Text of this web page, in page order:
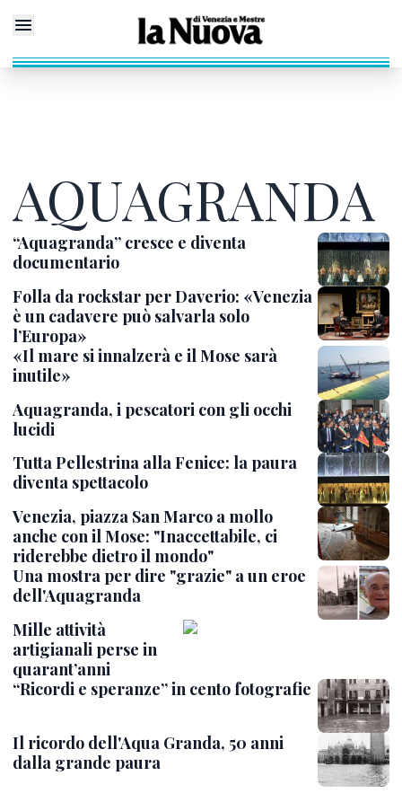
AQUAGRANDA
“Aquagranda” cresce e diventa
documentario
Folla da rockstar per Daverio: «Venezia
è un cadavere può salvarla solo
l’Europa»
«Il mare si innalzerà e il Mose sarà
inutile»
Aquagranda, i pescatori con gli occhi
lucidi
Tutta Pellestrina alla Fenice: la paura
diventa spettacolo
Venezia, piazza San Marco a mollo
anche con il Mose: "Inaccettabile, ci
riderebbe dietro il mondo"
Una mostra per dire "grazie" a un eroe
dell'Aquagranda
Mille attività
artigianali perse in
quarant’anni
“Ricordi e speranze” in cento fotografie
Il ricordo dell'Aqua Granda, 50 anni
dalla grande paura